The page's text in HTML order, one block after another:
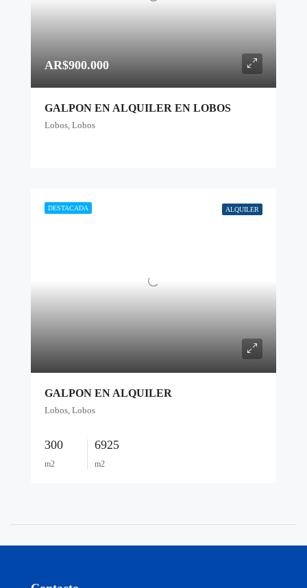
AR$900.000
GALPON EN ALQUILER EN LOBOS
Lobos, Lobos
DESTACADA ALQUILER
GALPON EN ALQUILER
Lobos, Lobos
300
m2
6925
m2